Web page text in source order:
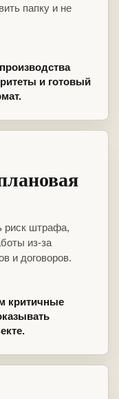
папку и не
и готовый
риск штрафа,
из-за
и договоров.
критичные